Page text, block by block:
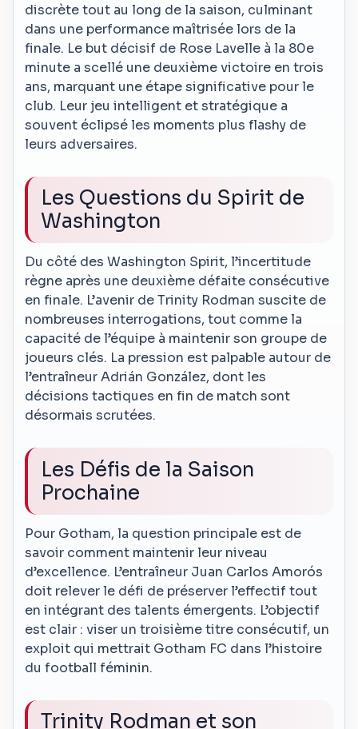
discrète tout au long de la saison, culminant
dans une performance maîtrisée lors de la
finale. Le but décisif de Rose Lavelle à la 80e
minute a scellé une deuxième victoire en trois
ans, marquant une étape significative pour le
club. Leur jeu intelligent et stratégique a
souvent éclipsé les moments plus flashy de
leurs adversaires.
Les Questions du Spirit de
Washington
Du côté des Washington Spirit, l’incertitude
règne après une deuxième défaite consécutive
en finale. L’avenir de Trinity Rodman suscite de
nombreuses interrogations, tout comme la
capacité de l’équipe à maintenir son groupe de
joueurs clés. La pression est palpable autour de
l’entraîneur Adrián González, dont les
décisions tactiques en fin de match sont
désormais scrutées.
Les Défis de la Saison
Prochaine
Pour Gotham, la question principale est de
savoir comment maintenir leur niveau
d’excellence. L’entraîneur Juan Carlos Amorós
doit relever le défi de préserver l’effectif tout
en intégrant des talents émergents. L’objectif
est clair : viser un troisième titre consécutif, un
exploit qui mettrait Gotham FC dans l’histoire
du football féminin.
Trinity Rodman et son